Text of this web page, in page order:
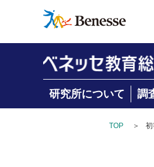
研究所について 調
TOP ＞